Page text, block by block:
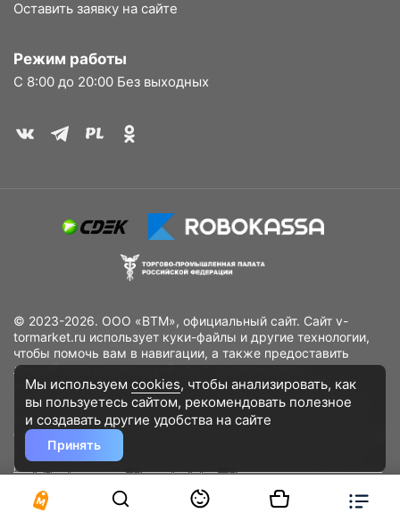
Оставить заявку на сайте
Режим работы
С 8:00 до 20:00 Без выходных
© 2023-2026. ООО «ВТМ», официальный сайт. Сайт v-
tormarket.ru использует куки-файлы и другие технологии,
чтобы помочь вам в навигации, а также предоставить
лучший пользовательский опыт, анализировать
использование наших продуктов и услуг, повысить
качество рекламных и маркетинговых активностей. Если
Вы не хотите, чтобы Ваши пользовательские данные
обрабатывались, пожалуйста, ограничьте их использование
в своём браузере.
конфиденциальности
Разработано DST Global
Мы используем cookies, чтобы анализировать, как
вы пользуетесь сайтом, рекомендовать полезное
и создавать другие удобства на сайте
Принять